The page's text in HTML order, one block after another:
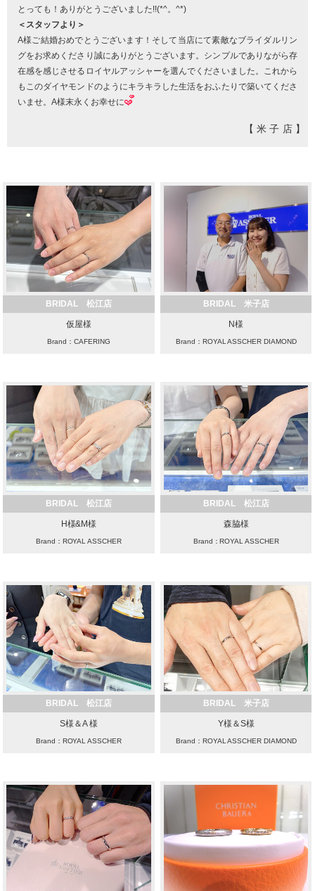
とっても！ありがとうございました!!(*^。^*)
＜スタッフより＞
A様ご結婚おめでとうございます！そして当店にて素敵なブライダルリン
グをお求めくださり誠にありがとうございます。シンプルでありながら存
在感を感じさせるロイヤルアッシャーを選んでくださいました。これから
もこのダイヤモンドのようにキラキラした生活をおふたりで築いてくださ
いませ。A様末永くお幸せに
【米子店】
BRIDAL 松江店
仮屋様
Brand：CAFERING
BRIDAL 米子店
N様
Brand：ROYAL ASSCHER DIAMOND
BRIDAL 松江店
H様&M様
Brand：ROYAL ASSCHER
BRIDAL 松江店
森脇様
Brand：ROYAL ASSCHER
BRIDAL 松江店
S様＆A 様
Brand：ROYAL ASSCHER
BRIDAL 米子店
Y様＆S様
Brand：ROYAL ASSCHER DIAMOND